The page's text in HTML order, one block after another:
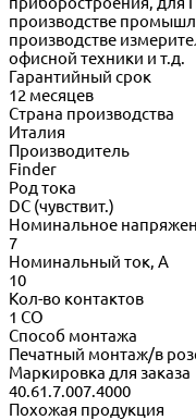
производстве
производстве
офисной техники и т.д.
Гарантийный срок
12 месяцев
Страна производства
Италия
Производитель
Finder
Род тока
DC (чувствит.)
Номинальное
7
Номинальный ток, А
10
Кол-во контактов
1 CO
Способ монтажа
Печатный монтаж/в
Маркировка для заказа
40.61.7.007.4000
Похожая продукция